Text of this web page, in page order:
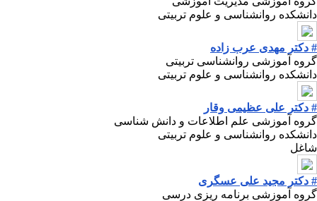
دانشکده روانشناسی و علوم تربیتی
# دکتر مهدی عرب زاده
گروه آموزشی روانشناسی تربیتی
دانشکده روانشناسی و علوم تربیتی
# دکتر علی عظیمی وقار
گروه آموزشی علم اطلاعات و دانش شناسی
دانشکده روانشناسی و علوم تربیتی
شاغل
# دکتر مجید علی عسگری
گروه آموزشی برنامه ریزی درسی